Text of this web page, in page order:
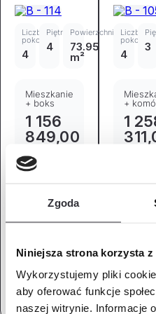
Zgoda
Niniejsza strona korzysta
Wykorzystujemy pliki
aby oferować funkcje
naszej witrynie. Informacje
Liczba
pokoi
4
Piętro
4
Powierzchnia
73.95
m²
Mieszkanie
+ boks
1 156
849,00
zł
rowerowy
Zapytaj o
mieszkanie
Liczba
pokoi
4
3
+
1